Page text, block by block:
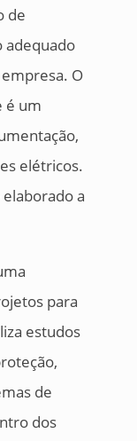
de
adequado
O
é um
elétricos.
a
para
estudos
de
dos